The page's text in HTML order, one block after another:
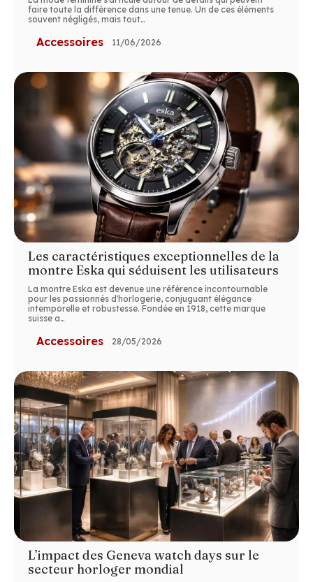
faire toute la différence dans une tenue. Un de ces éléments
souvent négligés, mais tout…
Accessoires 11/06/2026
Les caractéristiques exceptionnelles de la
montre Eska qui séduisent les utilisateurs
La montre Eska est devenue une référence incontournable
pour les passionnés d'horlogerie, conjuguant élégance
intemporelle et robustesse. Fondée en 1918, cette marque
suisse a…
Accessoires 28/05/2026
L’impact des Geneva watch days sur le
secteur horloger mondial